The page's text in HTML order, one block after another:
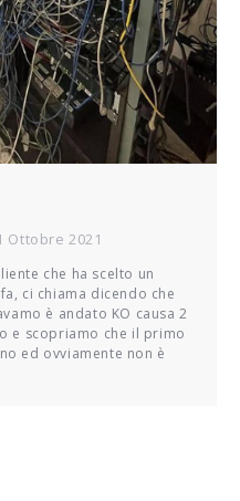
Ottobre 2021
che ha scelto un
ci chiama dicendo che
è andato KO causa 2
e scopriamo che il primo
ed ovviamente non è